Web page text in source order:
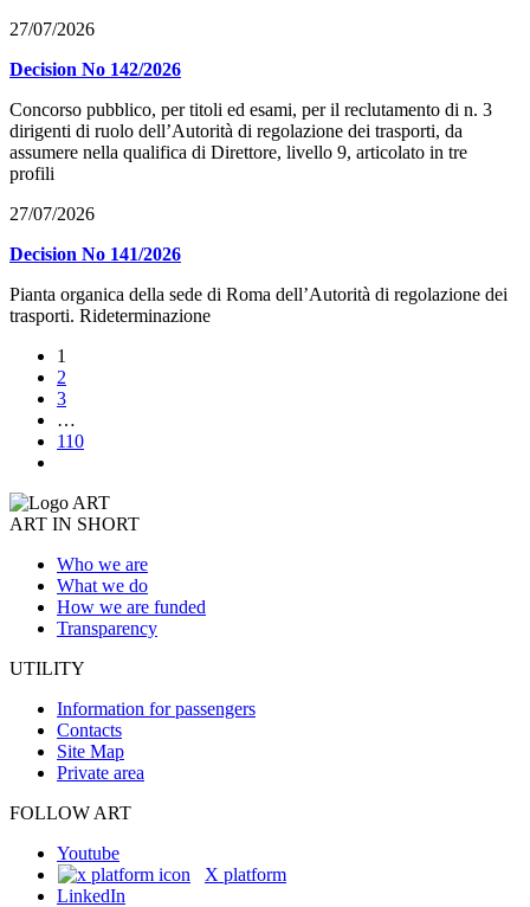
27/07/2026
Decision No 142/2026
Concorso pubblico, per titoli ed esami, per il reclutamento di n. 3
dirigenti di ruolo dell’Autorità di regolazione dei trasporti, da
assumere nella qualifica di Direttore, livello 9, articolato in tre
profili
27/07/2026
Decision No 141/2026
Pianta organica della sede di Roma dell’Autorità di regolazione dei
trasporti. Rideterminazione
1
2
3
…
110
ART IN SHORT
Who we are
What we do
How we are funded
Transparency
UTILITY
Information for passengers
Contacts
Site Map
Private area
FOLLOW ART
Youtube
X platform
LinkedIn